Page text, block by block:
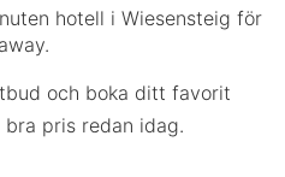
hotell i Wiesensteig för
och boka ditt favorit
pris redan idag.